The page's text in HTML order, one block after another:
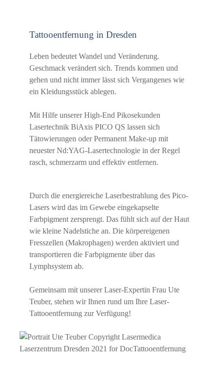
Tattooentfernung in Dresden
Leben bedeutet Wandel und Veränderung.
Geschmack verändert sich. Trends kommen und
gehen und nicht immer lässt sich Vergangenes wie
ein Kleidungsstück ablegen.
Mit Hilfe unserer High-End Pikosekunden
Lasertechnik BiAxis PICO QS lassen sich
Tätowierungen oder Permanent Make-up mit
neuester Nd:YAG-Lasertechnologie in der Regel
rasch, schmerzarm und effektiv entfernen.
Durch die energiereiche Laserbestrahlung des Pico-
Lasers wird das im Gewebe eingekapselte
Farbpigment zersprengt. Das fühlt sich auf der Haut
wie kleine Nadelstiche an. Die körpereigenen
Fresszellen (Makrophagen) werden aktiviert und
transportieren die Farbpigmente über das
Lymphsystem ab.
Gemeinsam mit unserer Laser-Expertin Frau Ute
Teuber, stehen wir Ihnen rund um Ihre Laser-
Tattooentfernung zur Verfügung!